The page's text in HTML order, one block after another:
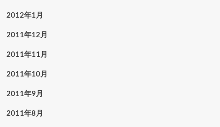
2012年1月
2011年12月
2011年11月
2011年10月
2011年9月
2011年8月